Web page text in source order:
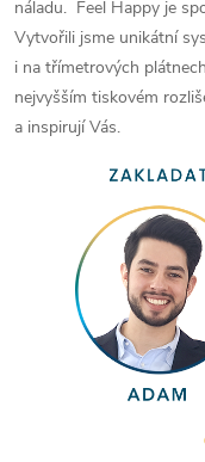
náladu. Feel Happy je
Vytvořili jsme unikátní
i na třímetrových
nejvyšším tiskovém
a inspirují Vás.